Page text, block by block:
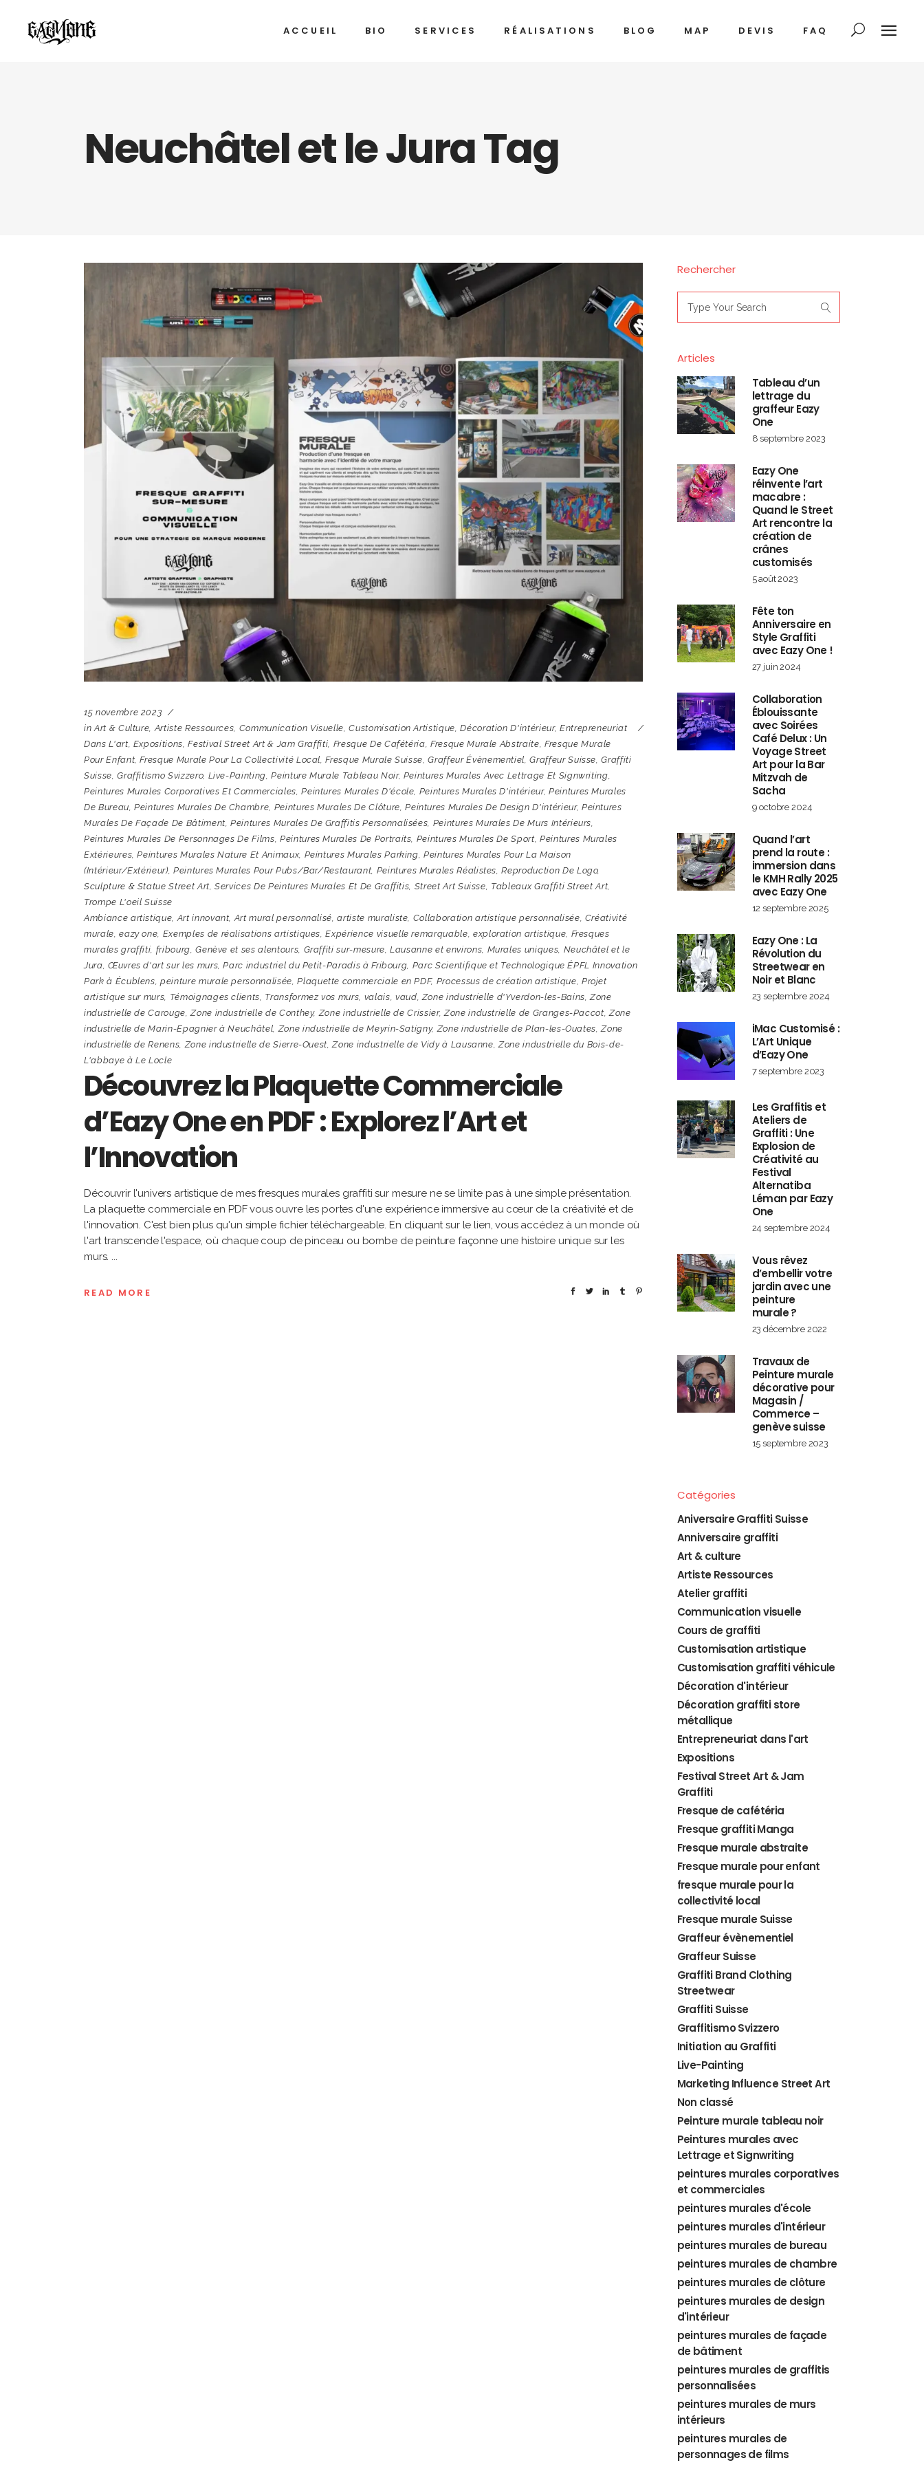
ACCUEIL BIO SERVICES RÉALISATIONS BLOG MAP DEVIS FAQ
Neuchâtel et le Jura Tag
15 novembre 2023
in Art & Culture,Artiste Ressources, Communication Visuelle,Customisation Artistique,Décoration D'intérieur, Entrepreneuriat
Dans L'art, Expositions,Festival Street Art & Jam Graffiti, Fresque De Cafétéria,Fresque Murale Abstraite, Fresque Murale
Pour Enfant,Fresque Murale Pour La Collectivité Local,Fresque Murale Suisse,Graffeur Évènementiel,Graffeur Suisse,Graffiti
Suisse,Graffitismo Svizzero, Live-Painting,Peinture Murale Tableau Noir, Peintures Murales Avec Lettrage Et Signwriting,
Peintures Murales Corporatives Et Commerciales,Peintures Murales D'école, Peintures Murales D'intérieur, Peintures Murales
De Bureau,Peintures Murales De Chambre, Peintures Murales De Clôture,Peintures Murales De Design D'intérieur, Peintures
Murales De Façade De Bâtiment,Peintures Murales De Graffitis Personnalisées, Peintures Murales De Murs Intérieurs,
Peintures Murales De Personnages De Films, Peintures Murales De Portraits, Peintures Murales De Sport, Peintures Murales
Extérieures,Peintures Murales Nature Et Animaux, Peintures Murales Parking,Peintures Murales Pour La Maison
(intérieur/extérieur), Peintures Murales Pour Pubs/bar/restaurant, Peintures Murales Réalistes,Reproduction De Logo,
Sculpture & Statue Street Art,Services De Peintures Murales Et De Graffitis, Street Art Suisse, Tableaux Graffiti Street Art,
Trompe L'oeil Suisse
Ambiance artistique,Art innovant,Art mural personnalisé,artiste muraliste, Collaboration artistique personnalisée, Créativité
murale,eazy one, Exemples de réalisations artistiques,Expérience visuelle remarquable, exploration artistique, Fresques
murales graffiti, fribourg,Genève et ses alentours, Graffiti sur-mesure,Lausanne et environs, Murales uniques, Neuchâtel et le
Jura, Œuvres d'art sur les murs,Parc industriel du Petit-Paradis à Fribourg, Parc Scientifique et Technologique ÉPFL Innovation
Park à Écublens,peinture murale personnalisée,Plaquette commerciale en PDF, Processus de création artistique, Projet
artistique sur murs, Témoignages clients, Transformez vos murs, valais, vaud,Zone industrielle d'Yverdon-les-Bains,Zone
industrielle de Carouge,Zone industrielle de Conthey,Zone industrielle de Crissier,Zone industrielle de Granges-Paccot,Zone
industrielle de Marin-Epagnier à Neuchâtel,Zone industrielle de Meyrin-Satigny,Zone industrielle de Plan-les-Ouates,Zone
industrielle de Renens,Zone industrielle de Sierre-Ouest,Zone industrielle de Vidy à Lausanne,Zone industrielle du Bois-de-
L'abbaye à Le Locle
Découvrez la Plaquette Commerciale
d’Eazy One en PDF : Explorez l’Art et
l’Innovation
Découvrir l'univers artistique de mes fresques murales graffiti sur mesure ne se limite pas à une simple présentation.
La plaquette commerciale en PDF vous ouvre les portes d'une expérience immersive au cœur de la créativité et de
l'innovation. C'est bien plus qu'un simple fichier téléchargeable. En cliquant sur le lien, vous accédez à un monde où
l'art transcende l'espace, où chaque coup de pinceau ou bombe de peinture façonne une histoire unique sur les
murs.
READ MORE
Rechercher
for:
Articles
Tableau d’un
lettrage du
graffeur Eazy
One
8 septembre 2023
Eazy One
réinvente l’art
macabre :
Quand le Street
Art rencontre la
création de
crânes
customisés
5 août 2023
Fête ton
Anniversaire en
Style Graffiti
avec Eazy One !
27 juin 2024
Collaboration
Éblouissante
avec Soirées
Café Delux : Un
Voyage Street
Art pour la Bar
Mitzvah de
Sacha
9 octobre 2024
Quand l’art
prend la route :
immersion dans
le KMH Rally 2025
avec Eazy One
12 septembre 2025
Eazy One : La
Révolution du
Streetwear en
Noir et Blanc
23 septembre 2024
iMac Customisé :
L’Art Unique
d’Eazy One
7 septembre 2023
Les Graffitis et
Ateliers de
Graffiti : Une
Explosion de
Créativité au
Festival
Alternatiba
Léman par Eazy
One
24 septembre 2024
Vous rêvez
d’embellir votre
jardin avec une
peinture
murale ?
23 décembre 2022
Travaux de
Peinture murale
décorative pour
Magasin /
Commerce –
genève suisse
15 septembre 2023
Catégories
Aniversaire Graffiti Suisse
Anniversaire graffiti
Art & culture
Artiste Ressources
Atelier graffiti
Communication visuelle
Cours de graffiti
Customisation artistique
Customisation graffiti véhicule
Décoration d'intérieur
Décoration graffiti store
métallique
Entrepreneuriat dans l'art
Expositions
Festival Street Art & Jam
Graffiti
Fresque de cafétéria
Fresque graffiti Manga
Fresque murale abstraite
Fresque murale pour enfant
fresque murale pour la
collectivité local
Fresque murale Suisse
Graffeur évènementiel
Graffeur Suisse
Graffiti Brand Clothing
Streetwear
Graffiti Suisse
Graffitismo Svizzero
Initiation au Graffiti
Live-Painting
Marketing Influence Street Art
Non classé
Peinture murale tableau noir
Peintures murales avec
Lettrage et Signwriting
peintures murales corporatives
et commerciales
peintures murales d'école
peintures murales d'intérieur
peintures murales de bureau
peintures murales de chambre
peintures murales de clôture
peintures murales de design
d'intérieur
peintures murales de façade
de bâtiment
peintures murales de graffitis
personnalisées
peintures murales de murs
intérieurs
peintures murales de
personnages de films